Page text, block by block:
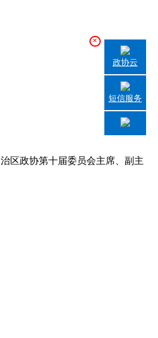
区政协第十届委员会主席、副主
×
政协云
短信服务